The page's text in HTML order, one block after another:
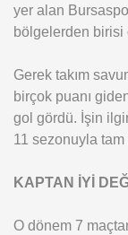
yer alan
bölgelerden birisi
Gerek takım
birçok puanı
gol gördü. İşin
11 sezonuyla tam
KAPTAN İYİ
O dönem 7